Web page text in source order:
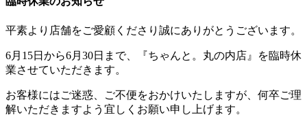
平素より店舗をご愛顧くださり誠にありがとうございます。
6月15日から6月30日まで、『ちゃんと。丸の内店』を臨時休
業させていただきます。
お客様にはご迷惑、ご不便をおかけいたしますが、何卒ご理
解いただきますよう宜しくお願い申し上げます。